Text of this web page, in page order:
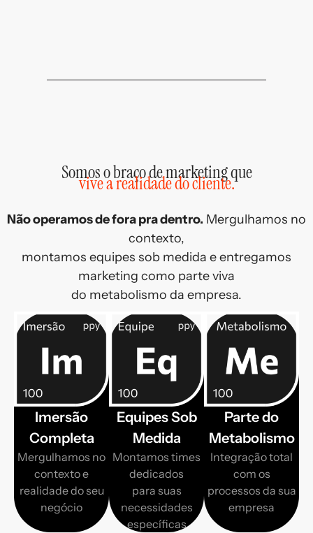
Somos o braço de marketing que
vive a realidade do cliente.
Não operamos de fora pra dentro. Mergulhamos no
contexto,
montamos equipes sob medida e entregamos
marketing como parte viva
do metabolismo da empresa.
Imersão
Completa
Mergulhamos no
contexto e
realidade do seu
negócio
Equipes Sob
Medida
Montamos times
dedicados
para suas
necessidades
específicas
Parte do
Metabolismo
Integração total
com os
processos da sua
empresa